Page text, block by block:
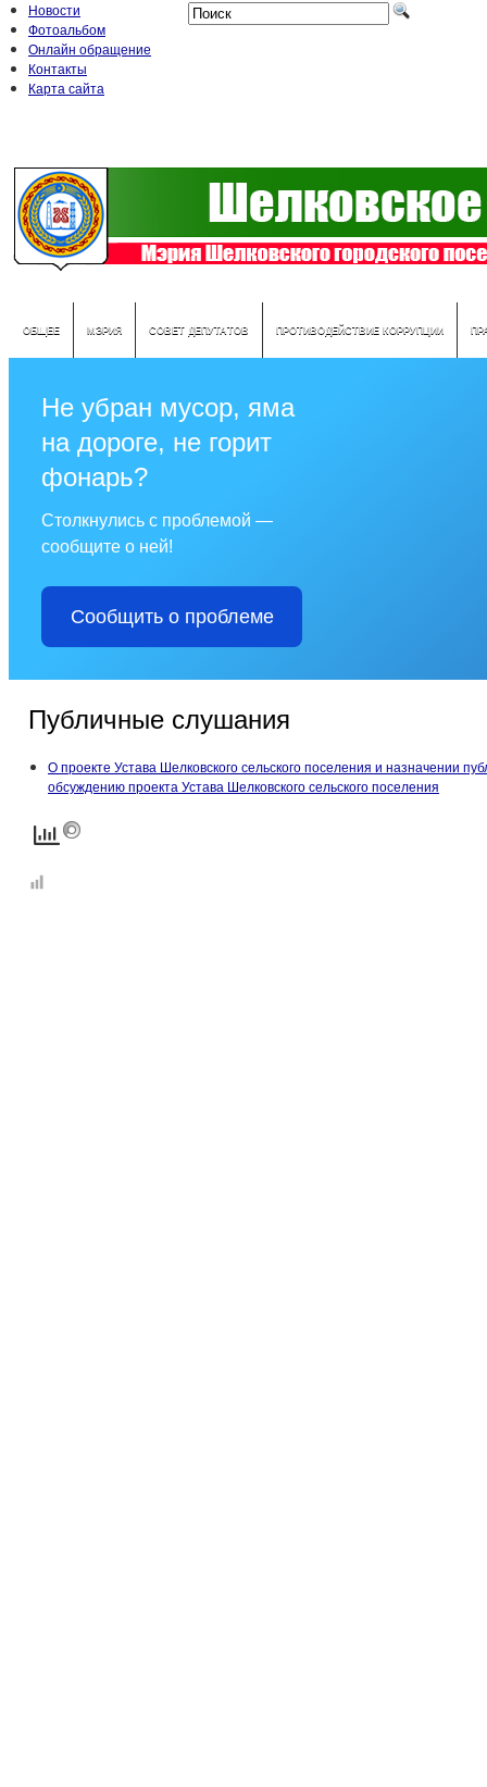
Новости
Фотоальбом
Онлайн обращение
Контакты
Карта сайта
ОБЩЕЕ МЭРИЯ СОВЕТ ДЕПУТАТОВ ПРОТИВОДЕЙСТВИЕ КОРРУПЦИИ
Не убран мусор, яма
на дороге, не горит
фонарь?
Столкнулись с проблемой —
сообщите о ней!
Сообщить о проблеме
Публичные слушания
О проекте Устава Шелковского сельского поселения и назначении
обсуждению проекта Устава Шелковского сельского поселения